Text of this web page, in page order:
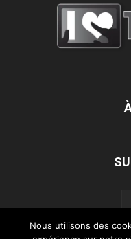
Nous utilisons des